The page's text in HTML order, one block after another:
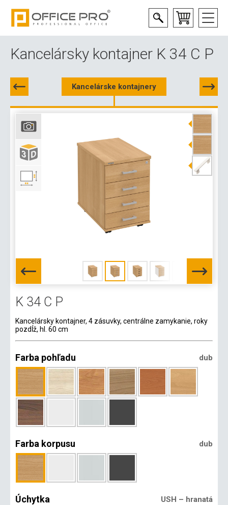
Kancelársky kontajner K 34 C P
Kancelárske kontajnery
K 34 C P
Kancelársky kontajner, 4 zásuvky, centrálne zamykanie, roky
pozdĺž, hl. 60 cm
Farba pohľadu dub
Farba korpusu dub
Úchytka USH – hranatá